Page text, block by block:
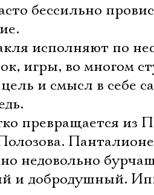
бессильно
исполняют по
игры, во многом
и смысл в себе
превращается из
Панталионе
недовольно
и добродушный.